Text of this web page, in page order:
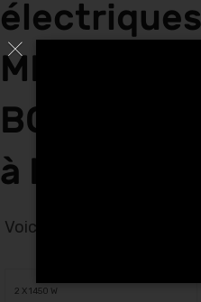
électriques
MINI 52V
BODY
à
Voici le seul résultat
2 X 1450 W